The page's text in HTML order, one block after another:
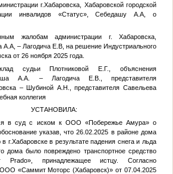
г.Хабаровска, Хабаровской городской
инвалидов «Статус», СебедашуА.А,
о
жалобам администрации г. Хабаровска,
А.А, – ЛагодичаЕ.В, на решение Индустриального
от 26 ноября 2025 года.
судьи Плотниковой Е.Г., объяснения
А.А. – Лагодича Е.В., представителя
– Шубиной А.Н., представителя Савельева
коллегия
УСТАНОВИЛА:
в суд с иском к ООО «Побережье Амура» о
указав, что 26.02.2025 в районе дома
г.Хабаровске в результате падения снега и льда
дома было повреждено транспортное средство
Prado», принадлежащее истцу. Согласно
«Саммит Моторс (Хабаровск)» от 07.04.2025